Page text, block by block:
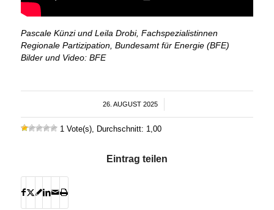
Pascale Künzi und Leila Drobi, Fachspezialistinnen
Regionale Partizipation, Bundesamt für Energie (BFE)
Bilder und Video: BFE
26. AUGUST 2025
/
1 Vote(s), Durchschnitt: 1,00
Eintrag teilen